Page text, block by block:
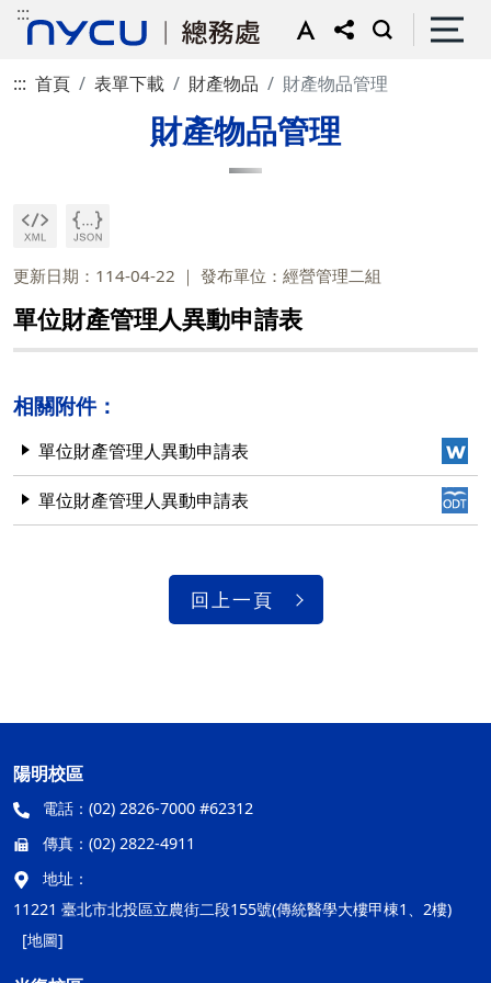
:::
::: 首頁 表單下載 財產物品 財產物品管理
財產物品管理
更新日期：114-04-22 發布單位：經營管理二組
單位財產管理人異動申請表
相關附件：
單位財產管理人異動申請表
單位財產管理人異動申請表
回上一頁
陽明校區
電話： (02) 2826-7000 #62312
傳真： (02) 2822-4911
地址：
11221 臺北市北投區立農街二段155號(傳統醫學大樓甲棟1、2樓)
[地圖]